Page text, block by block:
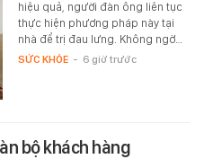
hiệu quả, người đàn ông liên tục
thực hiện phương pháp này tại
nhà để trị đau lưng. Không ngờ…
SỨC KHỎE - 6 giờ trước
bộ khách hàng